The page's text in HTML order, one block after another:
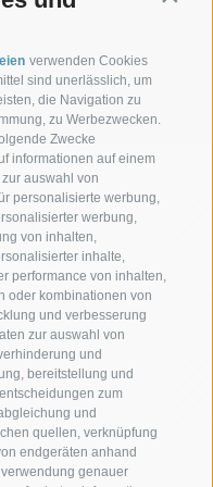
verwenden Cookies
sind unerlässlich, um
die Navigation zu
zu Werbezwecken.
Zwecke
informationen auf einem
auswahl von
personalisierte werbung,
werbung,
von inhalten,
inhalte,
performance von inhalten,
oder kombinationen von
und verbesserung
zur auswahl von
und
bereitstellung und
zum
und
quellen, verknüpfung
endgeräten anhand
genauer